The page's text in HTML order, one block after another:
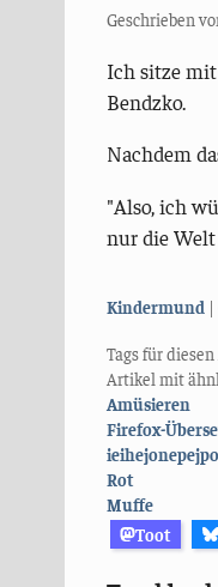
Geschrieben
Ich sitze
Bendzko.
Nachdem
"Also, ich
nur die
Kategorien:
Kindermund
Tags für
Artikel mit
Amüsieren
Firefox-
Rot
Muffe
Toot